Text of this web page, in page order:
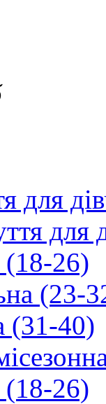
для
для
(18-26)
(23-
(31-40)
(18-26)